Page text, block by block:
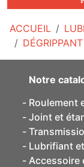
ACCUEIL
DÉGRIPPANT
Notre
Roulement
Joint et
Lubrifiant
Accessoire